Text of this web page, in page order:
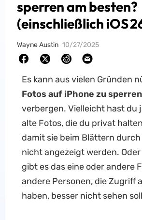
sperren am besten?
(einschließlich iOS
Wayne Austin 10/27/2025
Es kann aus vielen Gründen
Fotos auf iPhone zu sperren
verbergen. Vielleicht hast du
alte Fotos, die du privat
damit sie beim Blättern
nicht angezeigt werden.
gibt es das eine oder andere
andere Personen, die Zugriff
haben, besser nicht sehen